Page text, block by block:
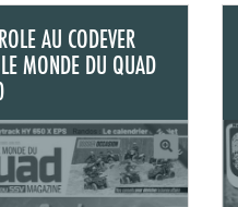
AU CODEVER
MONDE DU QUAD